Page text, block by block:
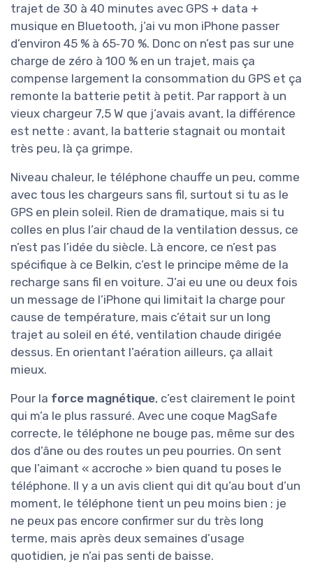
trajet de 30 à 40 minutes avec GPS + data +
musique en Bluetooth, j’ai vu mon iPhone passer
d’environ 45 % à 65‑70 %. Donc on n’est pas sur une
charge de zéro à 100 % en un trajet, mais ça
compense largement la consommation du GPS et ça
remonte la batterie petit à petit. Par rapport à un
vieux chargeur 7,5 W que j’avais avant, la différence
est nette : avant, la batterie stagnait ou montait
très peu, là ça grimpe.
Niveau chaleur, le téléphone chauffe un peu, comme
avec tous les chargeurs sans fil, surtout si tu as le
GPS en plein soleil. Rien de dramatique, mais si tu
colles en plus l’air chaud de la ventilation dessus, ce
n’est pas l’idée du siècle. Là encore, ce n’est pas
spécifique à ce Belkin, c’est le principe même de la
recharge sans fil en voiture. J’ai eu une ou deux fois
un message de l’iPhone qui limitait la charge pour
cause de température, mais c’était sur un long
trajet au soleil en été, ventilation chaude dirigée
dessus. En orientant l’aération ailleurs, ça allait
mieux.
Pour la force magnétique, c’est clairement le point
qui m’a le plus rassuré. Avec une coque MagSafe
correcte, le téléphone ne bouge pas, même sur des
dos d’âne ou des routes un peu pourries. On sent
que l’aimant « accroche » bien quand tu poses le
téléphone. Il y a un avis client qui dit qu’au bout d’un
moment, le téléphone tient un peu moins bien ; je
ne peux pas encore confirmer sur du très long
terme, mais après deux semaines d’usage
quotidien, je n’ai pas senti de baisse.